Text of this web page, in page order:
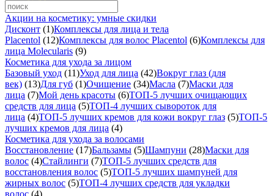
Акции на косметику: умные скидки
Дисконт (1)Комплексы для лица и тела
Placentol (12)Комплексы для волос Placentol (6)Комплексы для
лица Molecularis (9)
Косметика для ухода за лицом
Базовый уход (11)Уход для лица (42)Вокруг глаз (для
век) (13)Для губ (1)Очищение (34)Масла (7)Маски для
лица (7)Мой день красоты (6)ТОП-5 лучших очищающих
средств для лица (5)ТОП-4 лучших сывороток для
лица (4)ТОП-5 лучших кремов для кожи вокруг глаз (5)ТОП-5
лучших кремов для лица (4)
Косметика для ухода за волосами
Восстановление (17)Бальзамы (5)Шампуни (28)Маски для
волос (4)Стайлинги (7)ТОП-5 лучших средств для
восстановления волос (5)ТОП-5 лучших шампуней для
жирных волос (5)ТОП-4 лучших средств для укладки
волос (4)